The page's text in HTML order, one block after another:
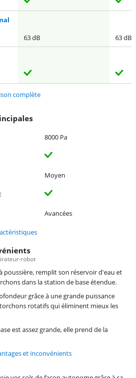
63 dB 63 dB
complète
8000 Pa
Moyen
Avancées
robot
poussière, remplit son réservoir d'eau et
dans la station de base étendue.
grâce à une grande puissance
rotatifs qui éliminent mieux les
est assez grande, elle prend de la
et inconvénients